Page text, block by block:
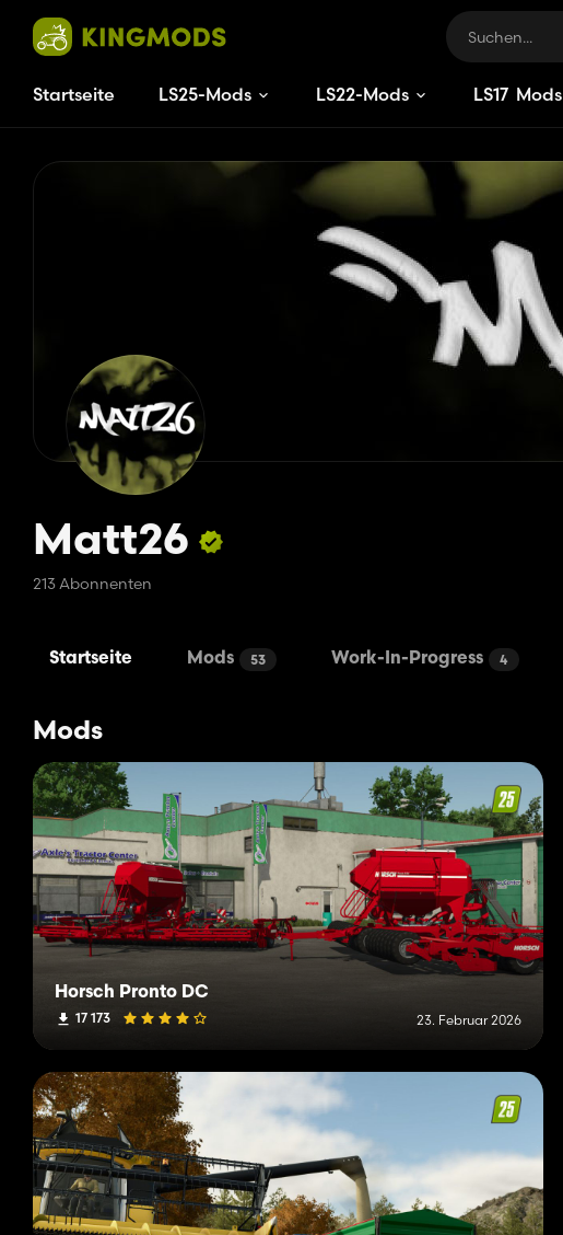
Startseite LS25-Mods LS22-Mods LS17 Mods
Matt26
213 Abonnenten
Startseite Mods 53 Work-In-Progress 4
Mods
Horsch Pronto DC
17 173 23. Februar 2026